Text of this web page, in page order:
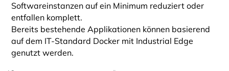
Softwareinstanzen auf ein Minimum reduziert oder
entfallen komplett.
Bereits bestehende Applikationen können basierend
auf dem IT-Standard Docker mit Industrial Edge
genutzt werden.